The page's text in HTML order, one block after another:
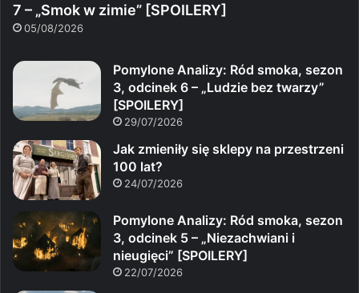
7 – „Smok w zimie” [SPOILERY]
05/08/2026
Pomylone Analizy: Ród smoka, sezon
3, odcinek 6 – „Ludzie bez twarzy”
[SPOILERY]
29/07/2026
Jak zmieniły się sklepy na przestrzeni
100 lat?
24/07/2026
Pomylone Analizy: Ród smoka, sezon
3, odcinek 5 – „Niezachwiani i
nieugięci” [SPOILERY]
22/07/2026